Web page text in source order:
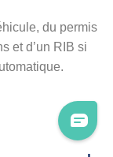
du permis
et d’un RIB si